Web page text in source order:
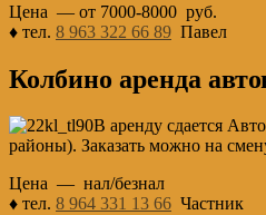
Цена — от 7000-8000 руб.
♦ тел. 8 963 322 66 89 Павел
Колбино аренда
В аренду сдается
районы). Заказать можно на
Цена — нал/безнал
♦ тел. 8 964 331 13 66 Частник